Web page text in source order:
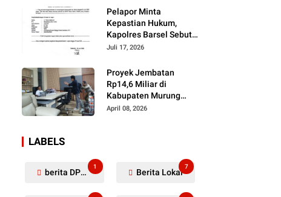
Kondusif Dengan Insan
Pers
Pelapor Minta
Kepastian Hukum,
Kapolres Barsel Sebut
Dugaan Penyerobotan
Juli 17, 2026
Proyek Jembatan
Rp14,6 Miliar di
Kabupaten Murung
Raya Mangkrak,
April 08, 2026
LABELS
berita DPRD Murung Raya
1
Berita Lokal
7